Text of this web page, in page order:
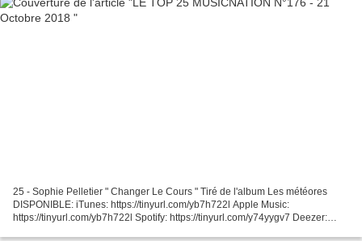
25 - Sophie Pelletier " Changer Le Cours " Tiré de l'album Les météores
DISPONIBLE: iTunes: https://tinyurl.com/yb7h722l Apple Music:
https://tinyurl.com/yb7h722l Spotify: https://tinyurl.com/y74yygv7 Deezer: